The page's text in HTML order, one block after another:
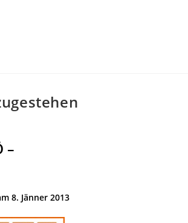
–
8. Jänner 2013